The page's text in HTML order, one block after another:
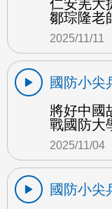
仁安羌大
鄒琮隆老
2025/11/11
國防小尖
將好中國
戰國防大
2025/11/04
國防小尖